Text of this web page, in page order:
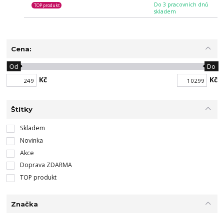
Do 3 pracovních dnů
skladem
TOP produkt
Cena:
Kč
Od Do
Kč
Štítky
Skladem
Novinka
Akce
Doprava ZDARMA
TOP produkt
Značka